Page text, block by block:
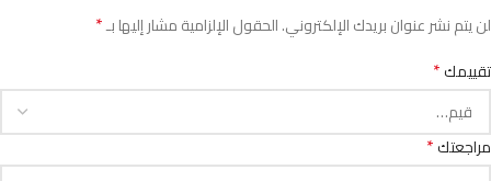
لن يتم نشر عنوان بريدك الإلكتروني.الحقول الإلزامية مشار إليها بـ*
تقييمك*
مراجعتك*